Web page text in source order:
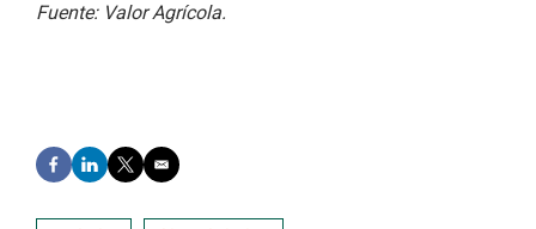
Fuente: Valor Agrícola.
F
a
L
i
T
w
E
m